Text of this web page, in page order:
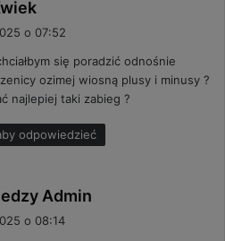
i
z
e
:
o 07:52
się poradzić odnośnie
ozimej wiosną plusy i minusy ?
najlepiej taki zabieg ?
odpowiedzieć
Admin
o 08:14